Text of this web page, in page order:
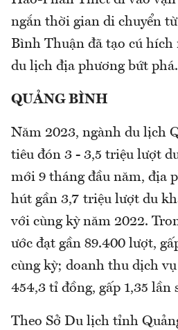
ngắn thời gian di chuyển
Bình Thuận đã tạo cú
du lịch địa phương bứt phá.
QUẢNG BÌNH
Năm 2023, ngành du lịch
tiêu đón 3 - 3,5 triệu lượt
mới 9 tháng đầu năm, địa
hút gần 3,7 triệu lượt du
với cùng kỳ năm 2022.
ước đạt gần 89.400 lượt,
cùng kỳ; doanh thu dịch
454,3 tỉ đồng, gấp 1,35 lần
Theo Sở Du lịch tỉnh